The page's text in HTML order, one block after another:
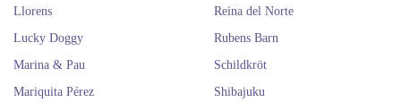
Llorens
Lucky Doggy
Marina & Pau
Mariquita Pérez
Reina del Norte
Rubens Barn
Schildkröt
Shibajuku